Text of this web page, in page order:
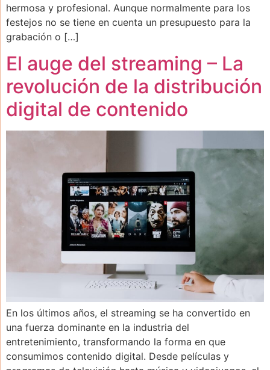
hermosa y profesional. Aunque normalmente para los
festejos no se tiene en cuenta un presupuesto para la
grabación o […]
El auge del streaming – La
revolución de la distribución
digital de contenido
En los últimos años, el streaming se ha convertido en
una fuerza dominante en la industria del
entretenimiento, transformando la forma en que
consumimos contenido digital. Desde películas y